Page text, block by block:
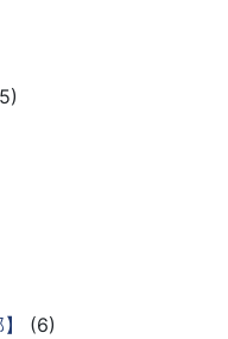
(6)